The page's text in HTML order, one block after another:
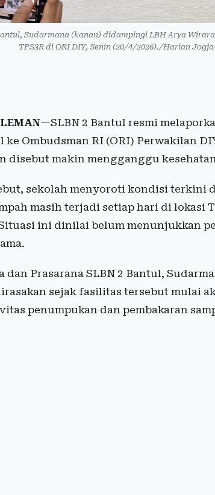
Sudarmana (kanan) didampingi LBH Arya
TPS3R di ORI DIY, Senin (20/4/2026)./Harian
—SLBN 2 Bantul resmi
Ombudsman RI (ORI) Perwakilan
disebut makin mengganggu
sekolah menyoroti kondisi terkini
masih terjadi setiap hari di lokasi
ini dinilai belum menunjukkan
dan Prasarana SLBN 2 Bantul,
sejak fasilitas tersebut mulai
penumpukan dan pembakaran